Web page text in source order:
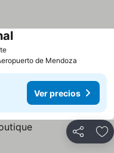
de Mendoza
Ver precios
Compartir